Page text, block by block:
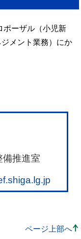
ポーザル（小児新
メント業務）にか
備推進室
ページ上部へ